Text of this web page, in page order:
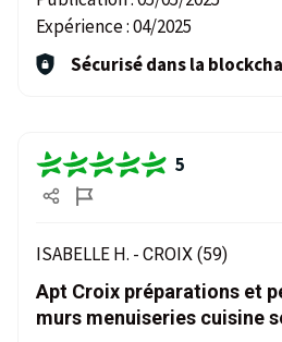
Expérience :04/2025
Sécurisé dans la
5
ISABELLE H. - CROIX (59)
Apt Croix préparations et
murs menuiseries cuisine